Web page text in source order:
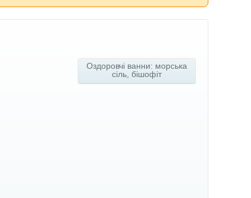
Оздоровчі ванни: морська
сіль, бішофіт